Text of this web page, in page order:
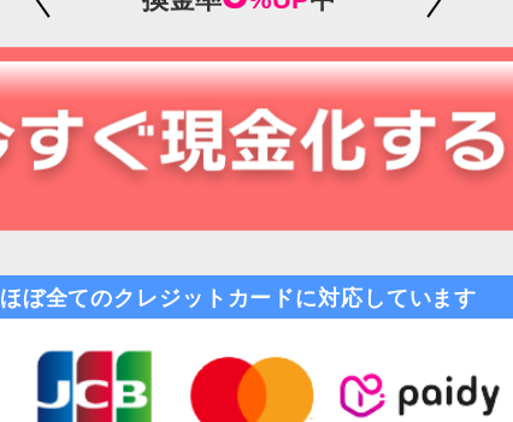
ほぼ全てのクレジットカードに対応しています